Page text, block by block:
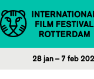
Direct naar
28 jan – 7 feb